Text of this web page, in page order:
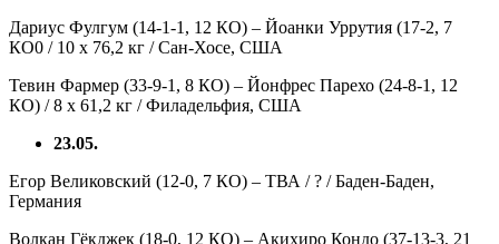
Дариус Фулгум (14-1-1, 12 КО) – Йоанки Уррутия (17-2, 7
КО0 / 10 х 76,2 кг / Сан-Хосе, США
Тевин Фармер (33-9-1, 8 КО) – Йонфрес Парехо (24-8-1, 12
КО) / 8 х 61,2 кг / Филадельфия, США
23.05.
Егор Великовский (12-0, 7 КО) – ТВА / ? / Баден-Баден,
Германия
Волкан Гёкджек (18-0, 12 КО) – Акихиро Кондо (37-13-3, 21